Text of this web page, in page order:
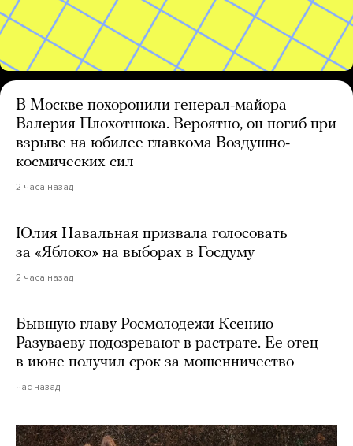
В Москве похоронили генерал-майора
Валерия Плохотнюка. Вероятно, он погиб при
взрыве на юбилее главкома Воздушно-
космических сил
2 часа назад
Юлия Навальная призвала голосовать
за «Яблоко» на выборах в Госдуму
2 часа назад
Бывшую главу Росмолодежи Ксению
Разуваеву подозревают в растрате. Ее отец
в июне получил срок за мошенничество
час назад